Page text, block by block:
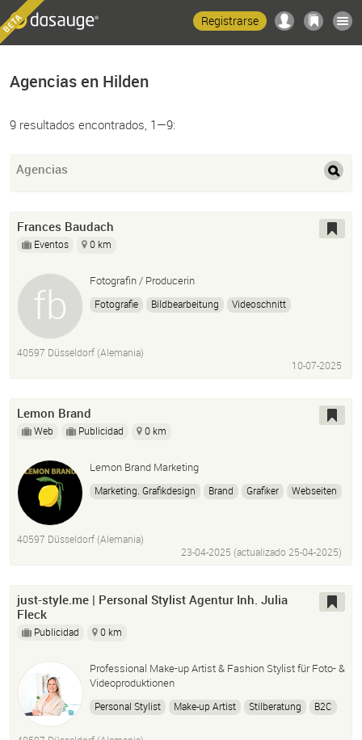
Registrarse
Agencias en Hilden
9 resultados encontrados, 1—9:
Agencias
Frances Baudach
Eventos 0 km
Fotografin / Producerin
Fotografie Bildbearbeitung
Videoschnitt
40597 Düsseldorf (Alemania)
10-07-2025
Lemon Brand
Web Publicidad 0 km
Lemon Brand Marketing
Marketing. Grafikdesign Brand Grafiker
Webseiten
40597 Düsseldorf (Alemania)
23-04-2025 (actualizado 25-04-2025)
just-style.me | Personal Stylist Agentur Inh. Julia
Fleck
Publicidad 0 km
Professional Make-up Artist & Fashion Stylist für Foto- &
Videoproduktionen
Personal Stylist Make-up Artist Stilberatung
B2C